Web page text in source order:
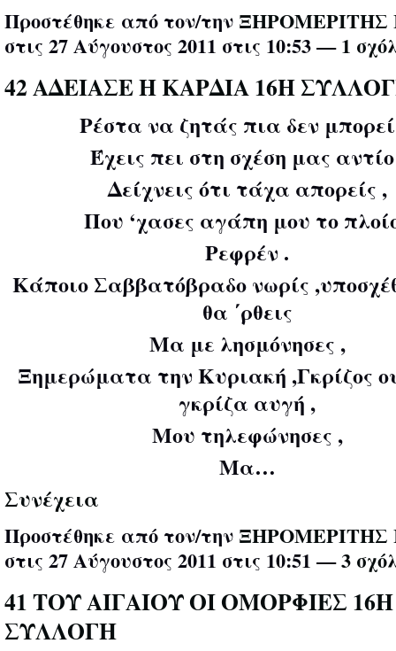
Προστέθηκε από τον/την ΞΗΡΟΜΕΡΙΤΗΣ
στις 27 Αύγουστος 2011 στις 10:53 —1
42 ΑΔΕΙΑΣΕ Η ΚΑΡΔΙΑ 16Η
Ρέστα να ζητάς πια δεν
Έχεις πει στη σχέση μας
Δείχνεις ότι τάχα απορείς ,
Που ‘χασες αγάπη μου το
Ρεφρέν .
Κάποιο Σαββατόβραδο νωρίς
θα ΄ρθεις
Μα με λησμόνησες ,
Ξημερώματα την Κυριακή ,Γκρίζος
γκρίζα αυγή ,
Μου τηλεφώνησες ,
Μα…
Συνέχεια
Προστέθηκε από τον/την ΞΗΡΟΜΕΡΙΤΗΣ
στις 27 Αύγουστος 2011 στις 10:51 —3
41 ΤΟΥ ΑΙΓΑΙΟΥ ΟΙ ΟΜΟΡΦΙΕΣ 16Η
ΣΥΛΛΟΓΗ